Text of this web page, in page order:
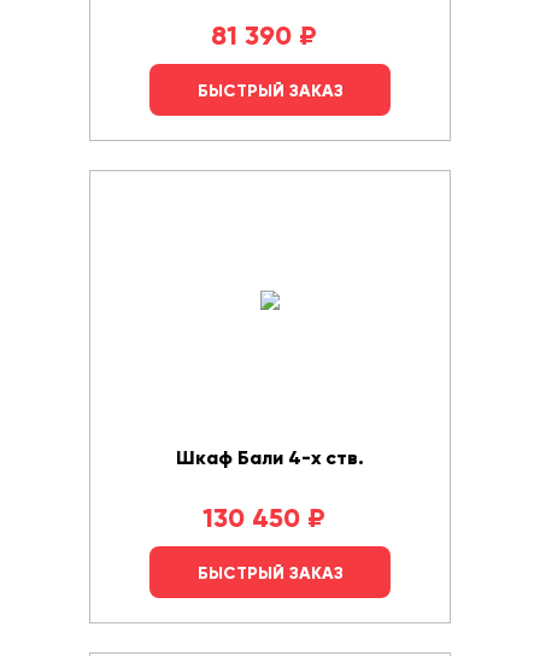
81 390 ₽
БЫСТРЫЙ ЗАКАЗ
Шкаф Бали 4-х ств.
130 450 ₽
БЫСТРЫЙ ЗАКАЗ